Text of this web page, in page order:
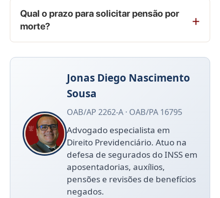
Qual o prazo para solicitar pensão por
morte?
Jonas Diego Nascimento
Sousa
OAB/AP 2262-A · OAB/PA 16795
Advogado especialista em
Direito Previdenciário. Atuo na
defesa de segurados do INSS em
aposentadorias, auxílios,
pensões e revisões de benefícios
negados.